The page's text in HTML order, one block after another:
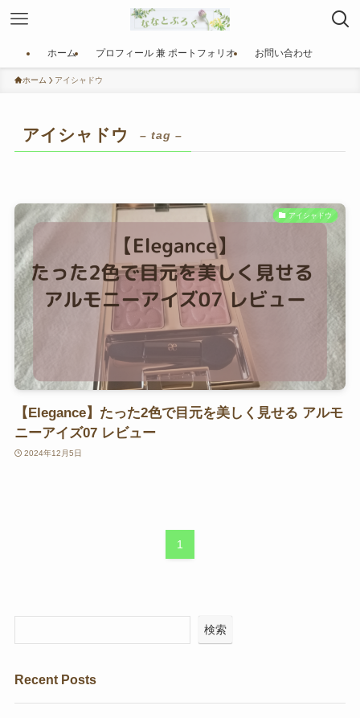
ホーム プロフィール 兼 ポートフォリオ お問い合わせ
ホーム アイシャドウ
アイシャドウ – tag –
アイシャドウ
【Elegance】たった2色で目元を美しく見せる アルモ
ニーアイズ07 レビュー
2024年12月5日
1
検索
Recent Posts